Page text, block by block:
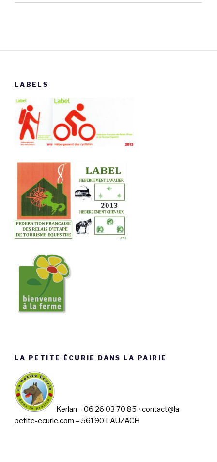
LABELS
LA PETITE ÉCURIE DANS LA PAIRIE
Kerlan – 06 26 03 70 85 • contact@la-
petite-ecurie.com – 56190 LAUZACH